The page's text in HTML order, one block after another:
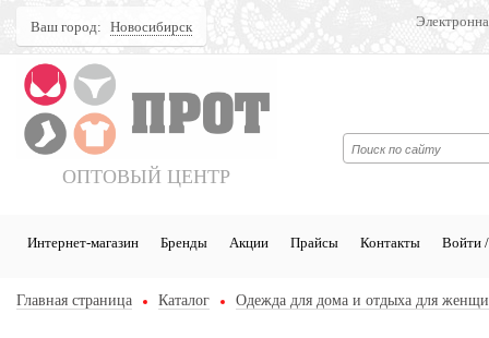
Ваш город: Новосибирск
ОПТОВЫЙ ЦЕНТР
Интернет-магазин Бренды Акции Прайсы Контакты Войти /
Главная страница Каталог Одежда для дома и отдыха для